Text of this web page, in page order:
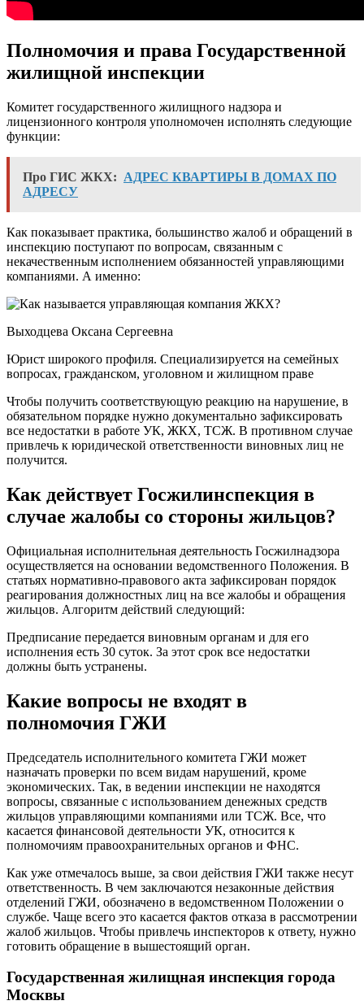
Полномочия и права Государственной
жилищной инспекции
Комитет государственного жилищного надзора и
лицензионного контроля уполномочен исполнять следующие
функции:
Про ГИС ЖКХ: АДРЕС КВАРТИРЫ В ДОМАХ ПО
АДРЕСУ
Как показывает практика, большинство жалоб и обращений в
инспекцию поступают по вопросам, связанным с
некачественным исполнением обязанностей управляющими
компаниями. А именно:
Выходцева Оксана Сергеевна
Юрист широкого профиля. Специализируется на семейных
вопросах, гражданском, уголовном и жилищном праве
Чтобы получить соответствующую реакцию на нарушение, в
обязательном порядке нужно документально зафиксировать
все недостатки в работе УК, ЖКХ, ТСЖ. В противном случае
привлечь к юридической ответственности виновных лиц не
получится.
Как действует Госжилинспекция в
случае жалобы со стороны жильцов?
Официальная исполнительная деятельность Госжилнадзора
осуществляется на основании ведомственного Положения. В
статьях нормативно-правового акта зафиксирован порядок
реагирования должностных лиц на все жалобы и обращения
жильцов. Алгоритм действий следующий:
Предписание передается виновным органам и для его
исполнения есть 30 суток. За этот срок все недостатки
должны быть устранены.
Какие вопросы не входят в
полномочия ГЖИ
Председатель исполнительного комитета ГЖИ может
назначать проверки по всем видам нарушений, кроме
экономических. Так, в ведении инспекции не находятся
вопросы, связанные с использованием денежных средств
жильцов управляющими компаниями или ТСЖ. Все, что
касается финансовой деятельности УК, относится к
полномочиям правоохранительных органов и ФНС.
Как уже отмечалось выше, за свои действия ГЖИ также несут
ответственность. В чем заключаются незаконные действия
отделений ГЖИ, обозначено в ведомственном Положении о
службе. Чаще всего это касается фактов отказа в рассмотрении
жалоб жильцов. Чтобы привлечь инспекторов к ответу, нужно
готовить обращение в вышестоящий орган.
Государственная жилищная инспекция города
Москвы